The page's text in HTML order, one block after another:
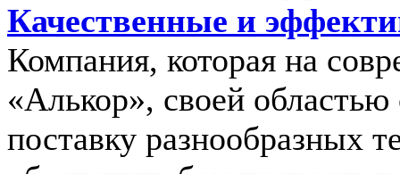
Качественные и
Компания, которая на
«Алькор», своей
поставку разнообразных